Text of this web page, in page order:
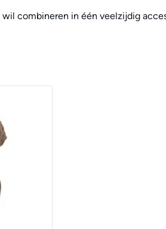
combineren in één veelzijdig